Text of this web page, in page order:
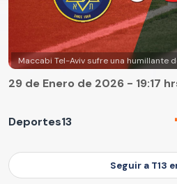
Maccabi Tel-Aviv sufre una humillante
Deportes13
29 de Enero de 2026 - 19:17
Seguir a T13